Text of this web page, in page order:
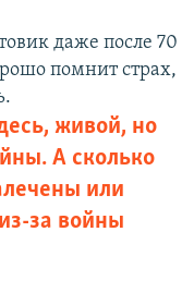
даже после 70
помнит страх,
живой, но
А сколько
или
за войны